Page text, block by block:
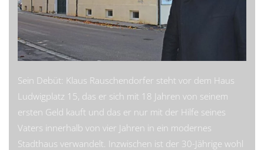
Sein Debüt: Klaus Rauschendorfer steht vor dem Haus
Ludwigplatz 15, das er sich mit 18 Jahren von seinem
ersten Geld kauft und das er nur mit der Hilfe seines
Vaters innerhalb von vier Jahren in ein modernes
Stadthaus verwandelt. Inzwischen ist der 30-Jährige wohl